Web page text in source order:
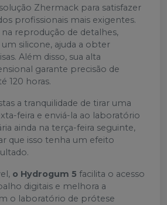
Zhermack para satisfazer
profissionais mais exigentes.
na reprodução de detalhes,
silicone, ajuda a obter
Além disso, sua alta
garante precisão de
120 horas.
a tranquilidade de tirar uma
feira e enviá-la ao laboratório
ainda na terça-feira seguinte,
que isso tenha um efeito
o Hydrogum 5 facilita o acesso
digitais e melhora a
o laboratório de prótese